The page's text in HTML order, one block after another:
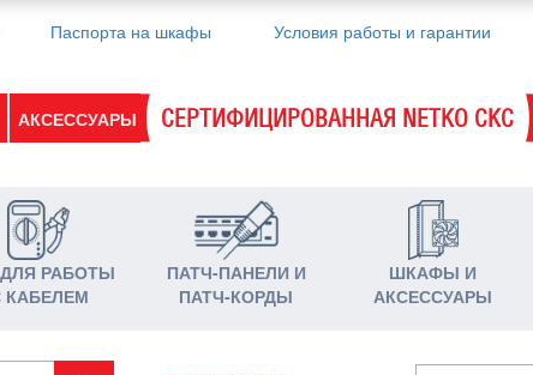
Паспорта на шкафы Условия работы и гарантии
АКСЕССУАРЫ СЕРТИФИЦИРОВАННАЯ NETKO СКС
РАБОТЫ
КАБЕЛЕМ
ПАТЧ-ПАНЕЛИ И
ПАТЧ-КОРДЫ
ШКАФЫ И
АКСЕССУАРЫ